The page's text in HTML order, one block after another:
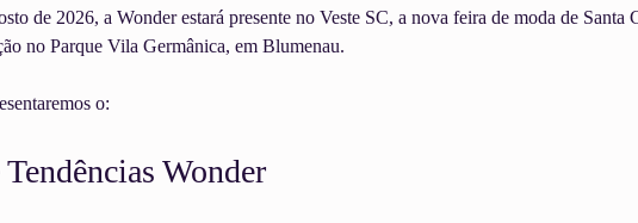
de 2026, a Wonder estará presente no Veste SC, a nova feira de moda de
no Parque Vila Germânica, em Blumenau.
o:
Wonder